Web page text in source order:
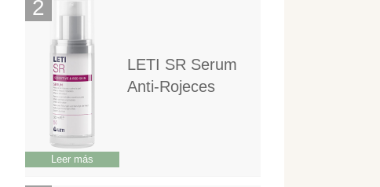
LETI SR Serum
Anti-Rojeces
Leer más